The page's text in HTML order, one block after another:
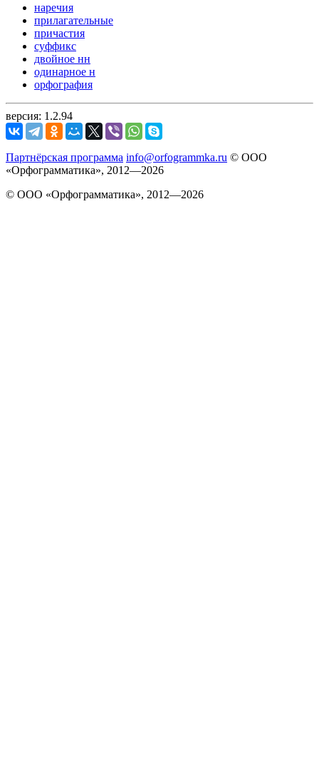
наречия
прилагательные
причастия
суффикс
двойное нн
одинарное н
орфография
версия: 1.2.94
Партнёрская программа info@orfogrammka.ru © ООО
«Орфограмматика», 2012—2026
© ООО «Орфограмматика», 2012—2026